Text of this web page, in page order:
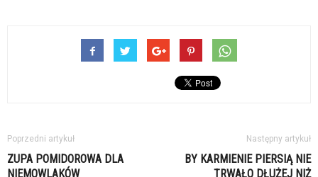
Poprzedni artykuł
ZUPA POMIDOROWA DLA
NIEMOWLAKÓW
Następny artykuł
BY KARMIENIE PIERSIĄ NIE
TRWAŁO DŁUŻEJ NIŻ